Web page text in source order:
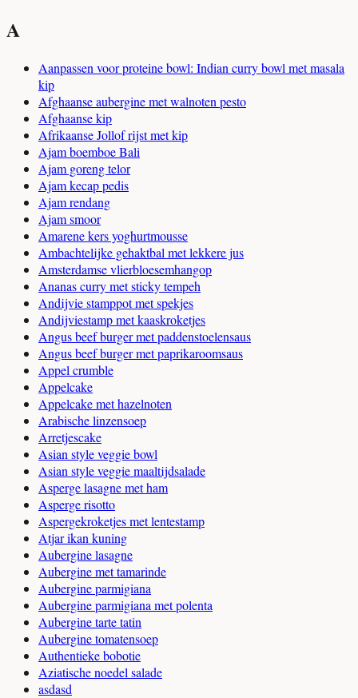
A
Aanpassen voor proteine bowl: Indian curry bowl met masala
kip
Afghaanse aubergine met walnoten pesto
Afghaanse kip
Afrikaanse Jollof rijst met kip
Ajam boemboe Bali
Ajam goreng telor
Ajam kecap pedis
Ajam rendang
Ajam smoor
Amarene kers yoghurtmousse
Ambachtelijke gehaktbal met lekkere jus
Amsterdamse vlierbloesemhangop
Ananas curry met sticky tempeh
Andijvie stamppot met spekjes
Andijviestamp met kaaskroketjes
Angus beef burger met paddenstoelensaus
Angus beef burger met paprikaroomsaus
Appel crumble
Appelcake
Appelcake met hazelnoten
Arabische linzensoep
Arretjescake
Asian style veggie bowl
Asian style veggie maaltijdsalade
Asperge lasagne met ham
Asperge risotto
Aspergekroketjes met lentestamp
Atjar ikan kuning
Aubergine lasagne
Aubergine met tamarinde
Aubergine parmigiana
Aubergine parmigiana met polenta
Aubergine tarte tatin
Aubergine tomatensoep
Authentieke bobotie
Aziatische noedel salade
asdasd